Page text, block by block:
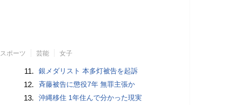
スポーツ 芸能 女子
11. 銀メダリスト 本多灯被告を起訴
12. 斉藤被告に懲役7年 無罪主張か
13. 沖縄移住 1年住んで分かった現実